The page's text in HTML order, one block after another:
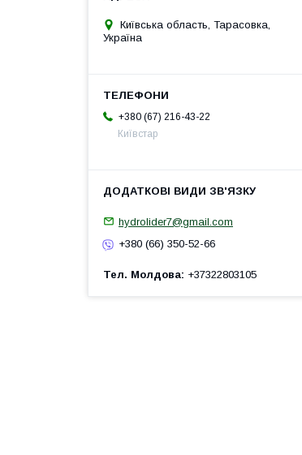
Київська область, Тарасовка,
Україна
+380 (67) 216-43-22
Київстар
hydrolider7@gmail.com
+380 (66) 350-52-66
Тел. Молдова +37322803105